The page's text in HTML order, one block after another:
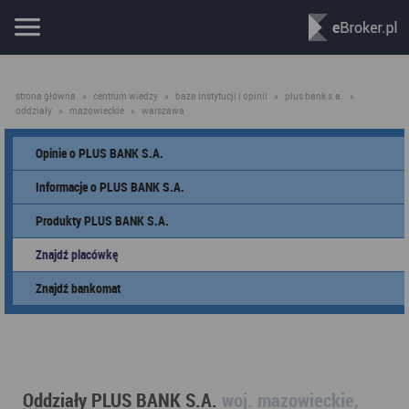
strona główna » centrum wiedzy » baza instytucji i opinii » plus bank s.a.
»
oddziały » mazowieckie » warszawa
Opinie o PLUS BANK S.A.
Informacje o PLUS BANK S.A.
Produkty PLUS BANK S.A.
Znajdź placówkę
Znajdź bankomat
Oddziały PLUS BANK S.A. woj. mazowieckie,